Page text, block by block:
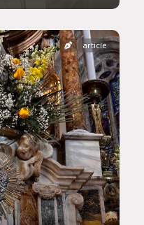
article